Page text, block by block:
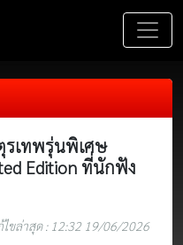
รเทพรุ่นพิเศษ
Edition ที่นักฟัง
ไขล่าสุด : 12:32 19/06/2026